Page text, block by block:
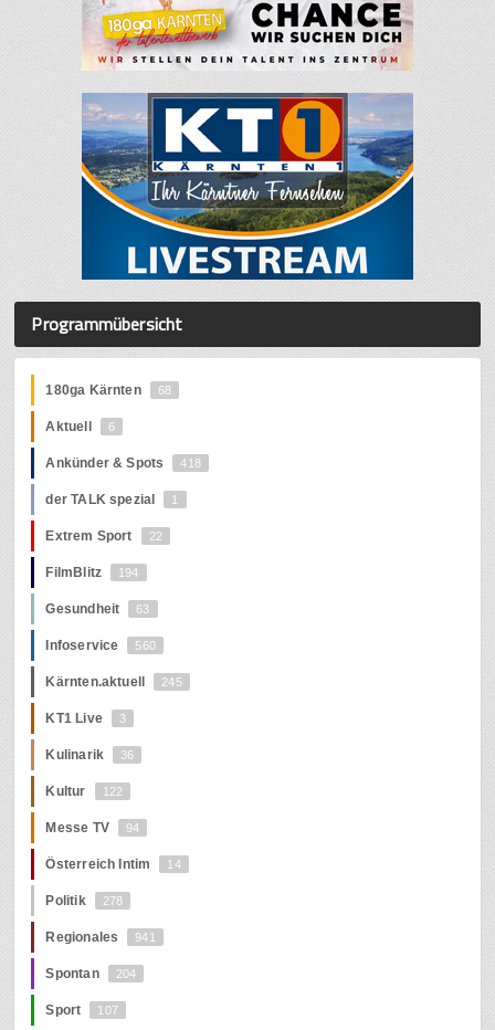
Programmübersicht
180ga Kärnten 68
Aktuell 6
Ankünder & Spots 418
der TALK spezial 1
Extrem Sport 22
FilmBlitz 194
Gesundheit 63
Infoservice 560
Kärnten.aktuell 245
KT1 Live 3
Kulinarik 36
Kultur 122
Messe TV 94
Österreich Intim 14
Politik 278
Regionales 941
Spontan 204
Sport 107